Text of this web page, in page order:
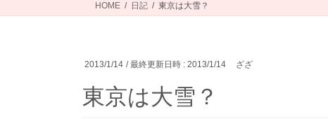
HOME 日記 東京は大雪？
2013/1/14 / 最終更新日時 : 2013/1/14 ざざ
東京は大雪？